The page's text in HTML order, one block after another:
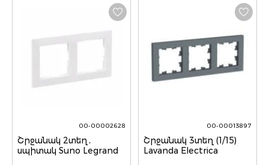
00-00002628
Շրջանակ 2տեղ․
սպիտակ Suno Legrand
00-00013897
Շրջանակ 3տեղ (1/15)
Lavanda Electrica